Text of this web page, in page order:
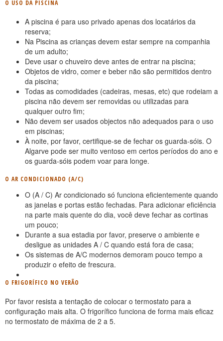
O USO DA PISCINA
A piscina é para uso privado apenas dos locatários da
reserva;
Na Piscina as crianças devem estar sempre na companhia
de um adulto;
Deve usar o chuveiro deve antes de entrar na piscina;
Objetos de vidro, comer e beber não são permitidos dentro
da piscina;
Todas as comodidades (cadeiras, mesas, etc) que rodeiam a
piscina não devem ser removidas ou utilizadas para
qualquer outro fim;
Não devem ser usados objectos não adequados para o uso
em piscinas;
À noite, por favor, certifique-se de fechar os guarda-sóis. O
Algarve pode ser muito ventoso em certos períodos do ano e
os guarda-sóis podem voar para longe.
O AR CONDICIONADO (A/C)
O (A / C) Ar condicionado só funciona eficientemente quando
as janelas e portas estão fechadas. Para adicionar eficiência
na parte mais quente do dia, você deve fechar as cortinas
um pouco;
Durante a sua estadia por favor, preserve o ambiente e
desligue as unidades A / C quando está fora de casa;
Os sistemas de A/C modernos demoram pouco tempo a
produzir o efeito de frescura.
O FRIGORÍFICO NO VERÃO
Por favor resista a tentação de colocar o termostato para a
configuração mais alta. O frigorífico funciona de forma mais eficaz
no termostato de máxima de 2 a 5.